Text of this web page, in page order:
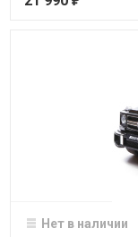
Нет в наличии